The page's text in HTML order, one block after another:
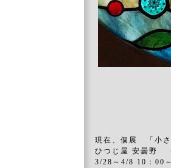
現在、個展 「小
ひつじ屋 安曇野
3/28～4/8 10：00